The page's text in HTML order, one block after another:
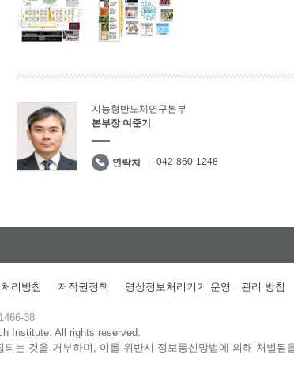
지능형반도체연구본부
본부장 여준기
연락처 042-860-1248
리방침 저작권정책 영상정보처리기기 운영ㆍ관리 방침
1466-38
Institute.All rights reserved.
는 것을 거부하며, 이를 위반시 정보통신망법에 의해 처벌됨